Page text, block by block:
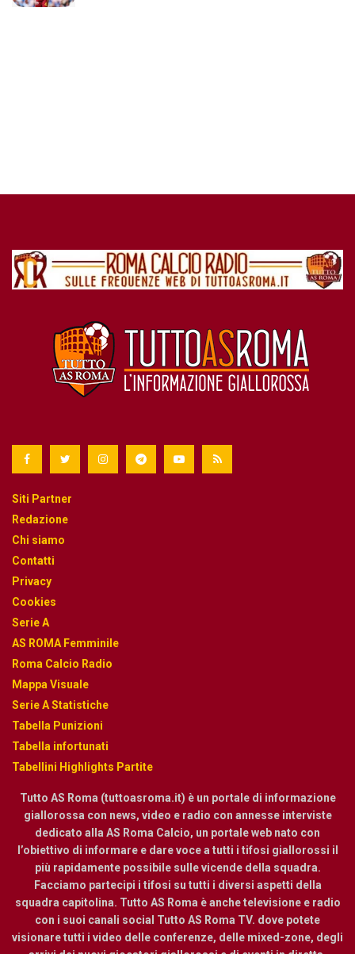
Siti Partner
Redazione
Chi siamo
Contatti
Privacy
Cookies
Serie A
AS ROMA Femminile
Roma Calcio Radio
Mappa Visuale
Serie A Statistiche
Tabella Punizioni
Tabella infortunati
Tabellini Highlights Partite
Tutto AS Roma (tuttoasroma.it) è un portale di informazione
giallorossa con news, video e radio con annesse interviste
dedicato alla AS Roma Calcio, un portale web nato con
l’obiettivo di informare e dare voce a tutti i tifosi giallorossi il
più rapidamente possibile sulle vicende della squadra.
Facciamo partecipi i tifosi su tutti i diversi aspetti della
squadra capitolina. Tutto AS Roma è anche televisione e radio
con i suoi canali social Tutto AS Roma TV. dove potete
visionare tutti i video delle conferenze, delle mixed-zone, degli